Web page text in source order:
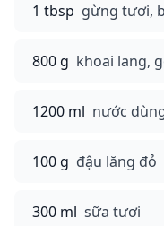
1 tbsp gừng tươi,
800 g khoai lang,
1200 ml nước
100 g đậu lăng đỏ
300 ml sữa tươi